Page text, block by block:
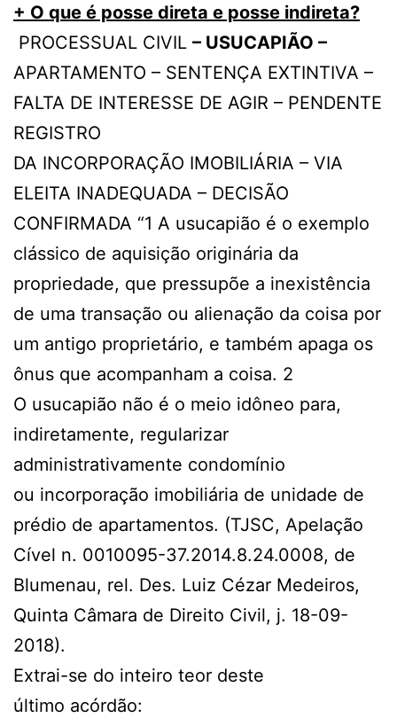
+ O que é posse direta e posse indireta?
PROCESSUAL CIVIL – USUCAPIÃO –
APARTAMENTO – SENTENÇA EXTINTIVA –
FALTA DE INTERESSE DE AGIR – PENDENTE
REGISTRO
DA INCORPORAÇÃO IMOBILIÁRIA – VIA
ELEITA INADEQUADA – DECISÃO
CONFIRMADA “1 A usucapião é o exemplo
clássico de aquisição originária da
propriedade, que pressupõe a inexistência
de uma transação ou alienação da coisa por
um antigo proprietário, e também apaga os
ônus que acompanham a coisa. 2
O usucapião não é o meio idôneo para,
indiretamente, regularizar
administrativamente condomínio
ou incorporação imobiliária de unidade de
prédio de apartamentos. (TJSC, Apelação
Cível n. 0010095-37.2014.8.24.0008, de
Blumenau, rel. Des. Luiz Cézar Medeiros,
Quinta Câmara de Direito Civil, j. 18-09-
2018).
Extrai-se do inteiro teor deste
último acórdão: